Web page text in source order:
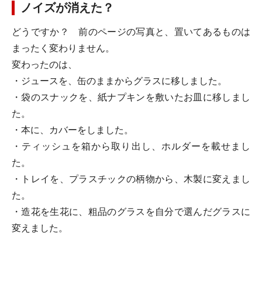
ノイズが消えた？
どうですか？ 前のページの写真と、置いてあるものは
まったく変わりません。
変わったのは、
・ジュースを、缶のままからグラスに移しました。
・袋のスナックを、紙ナプキンを敷いたお皿に移しまし
た。
・本に、カバーをしました。
・ティッシュを箱から取り出し、ホルダーを載せまし
た。
・トレイを、プラスチックの柄物から、木製に変えまし
た。
・造花を生花に、粗品のグラスを自分で選んだグラスに
変えました。